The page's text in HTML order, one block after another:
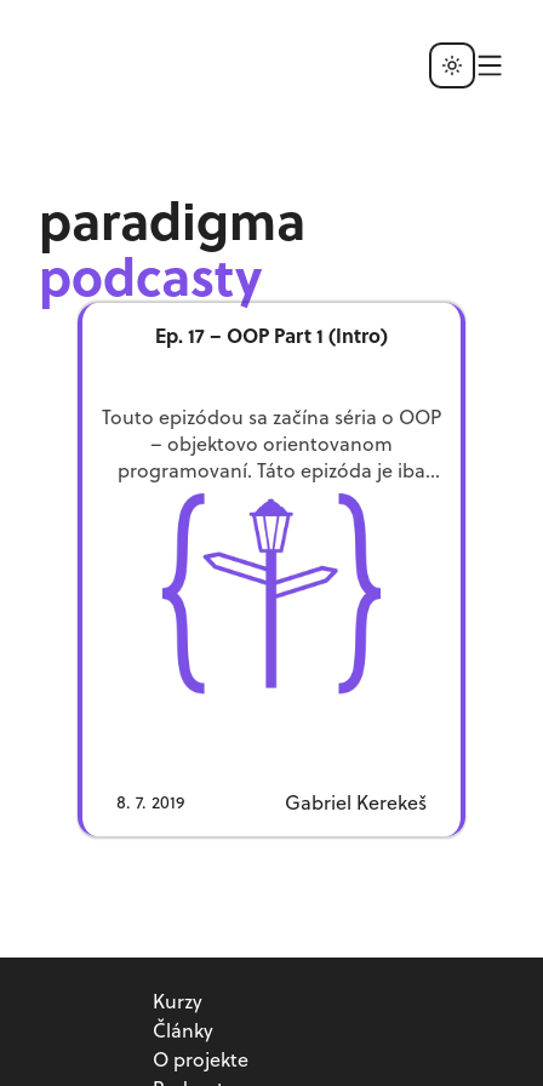
paradigma
podcasty
Ep. 17 – OOP Part 1 (Intro)
Touto epizódou sa začína séria o OOP
– objektovo orientovanom
programovaní. Táto epizóda je iba
úvodnou k celej sérii a povieme ti, o
čom celá séria bude a skúsime
načrtnúť, čo to OOP je a na čo sa
používa.
(00:00) Úvod
(01:25) Programovacie paradigmy
(02:34) Čo je objekt?
(04:51) Procedurálne vs. objektovo
(10:48) Procedurálne vs. objektovo
orientované po druhé
(11:54) Výhody dedenia
8. 7. 2019 Gabriel Kerekeš
Kurzy
Články
O projekte